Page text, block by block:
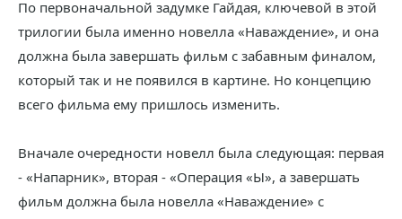
По первоначальной задумке Гайдая, ключевой в этой
трилогии была именно новелла «Наваждение», и она
должна была завершать фильм с забавным финалом,
который так и не появился в картине. Но концепцию
всего фильма ему пришлось изменить.
Вначале очередности новелл была следующая: первая
- «Напарник», вторая - «Операция «Ы», а завершать
фильм должна была новелла «Наваждение» с